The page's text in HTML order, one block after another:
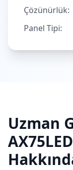
Çözünürlük:
Panel Tipi:
Uzman